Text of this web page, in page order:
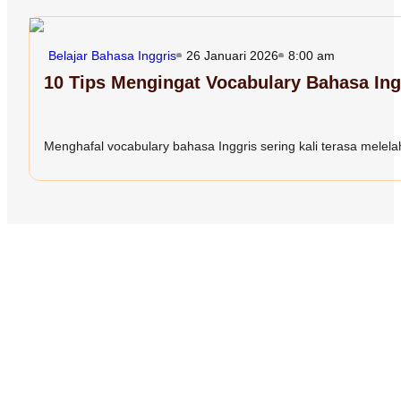
Belajar Bahasa Inggris 26 Januari 2026 8:00 am
10 Tips Mengingat Vocabulary Bahasa
Menghafal vocabulary bahasa Inggris sering kali terasa